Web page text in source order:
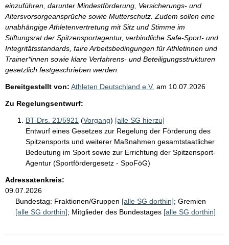
einzuführen, darunter Mindestförderung, Versicherungs- und
Altersvorsorgeansprüche sowie Mutterschutz. Zudem sollen eine
unabhängige Athletenvertretung mit Sitz und Stimme im
Stiftungsrat der Spitzensportagentur, verbindliche Safe-Sport- und
Integritätsstandards, faire Arbeitsbedingungen für Athletinnen und
Trainer*innen sowie klare Verfahrens- und Beteiligungsstrukturen
gesetzlich festgeschrieben werden.
Bereitgestellt von: Athleten Deutschland e.V. am 10.07.2026
Zu Regelungsentwurf:
BT-Drs. 21/5921 (Vorgang) [alle SG hierzu]
Entwurf eines Gesetzes zur Regelung der Förderung des
Spitzensports und weiterer Maßnahmen gesamtstaatlicher
Bedeutung im Sport sowie zur Errichtung der Spitzensport-
Agentur (Sportfördergesetz - SpoFöG)
Adressatenkreis:
09.07.2026
Bundestag: Fraktionen/Gruppen [alle SG dorthin]; Gremien
[alle SG dorthin]; Mitglieder des Bundestages [alle SG dorthin]